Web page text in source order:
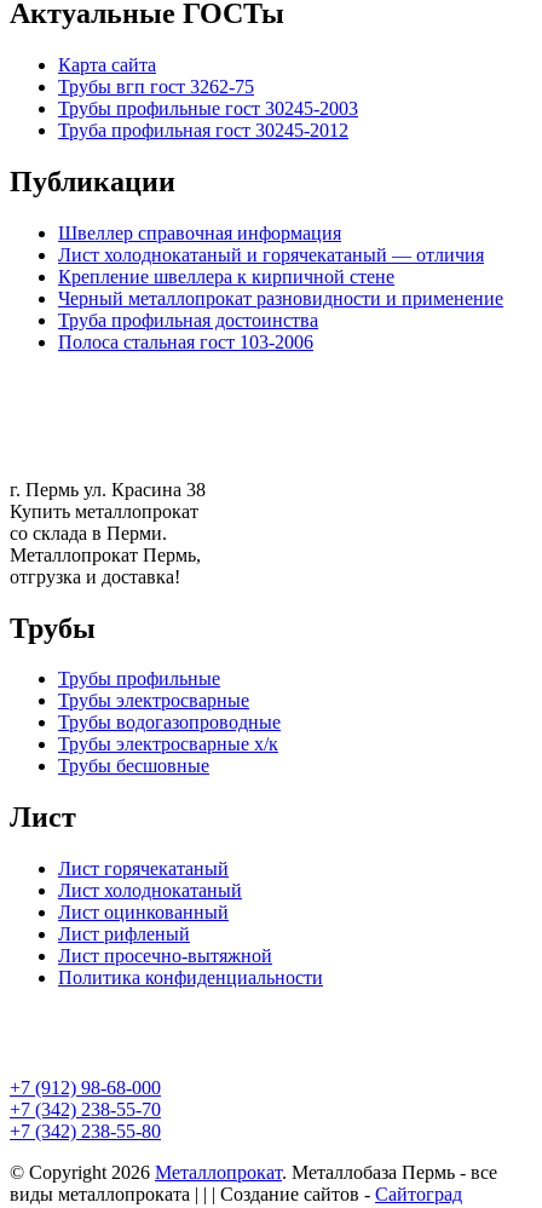
Актуальные ГОСТы
Карта сайта
Трубы вгп гост 3262-75
Трубы профильные гост 30245-2003
Труба профильная гост 30245-2012
Публикации
Швеллер справочная информация
Лист холоднокатаный и горячекатаный — отличия
Крепление швеллера к кирпичной стене
Черный металлопрокат разновидности и применение
Труба профильная достоинства
Полоса стальная гост 103-2006
г. Пермь ул. Красина 38
Купить металлопрокат
со склада в Перми.
Металлопрокат Пермь,
отгрузка и доставка!
Трубы
Трубы профильные
Трубы электросварные
Трубы водогазопроводные
Трубы электросварные х/к
Трубы бесшовные
Лист
Лист горячекатаный
Лист холоднокатаный
Лист оцинкованный
Лист рифленый
Лист просечно-вытяжной
Политика конфиденциальности
+7 (912) 98-68-000
+7 (342) 238-55-70
+7 (342) 238-55-80
© Copyright 2026 Металлопрокат. Металлобаза Пермь - все
виды металлопроката | | | Создание сайтов - Сайтоград